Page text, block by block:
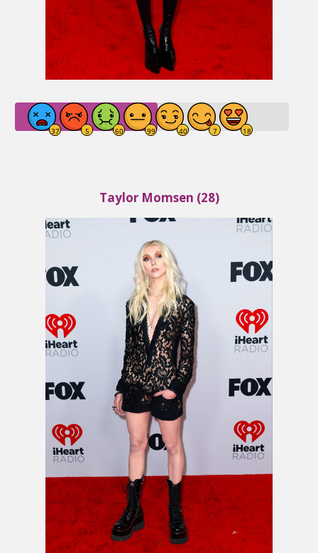
Taylor Momsen (28)